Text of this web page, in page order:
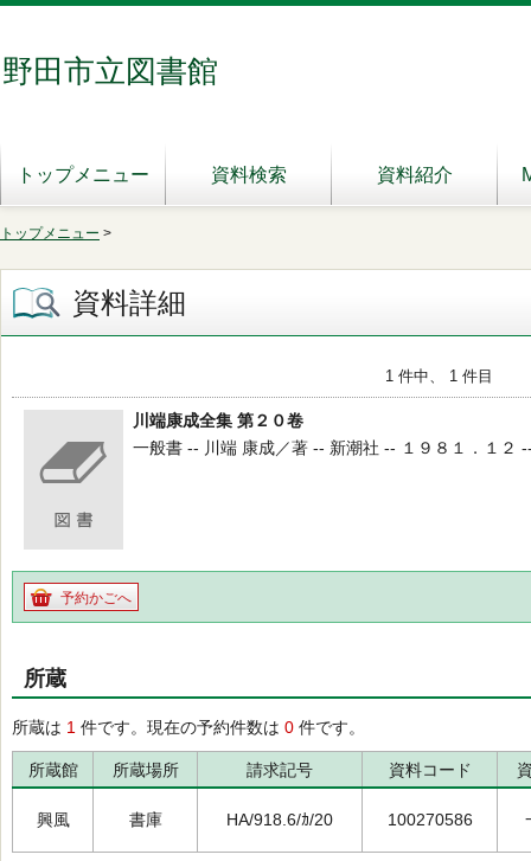
野田市立図書館
トップメニュー 資料検索 資料紹介
トップメニュー >
資料詳細
1 件中、 1 件目
川端康成全集 第２０卷
一般書 -- 川端 康成／著 -- 新潮社 -- １９８１．１２
予約かごへ
所蔵
所蔵は 1 件です。現在の予約件数は 0 件です。
所蔵館 所蔵場所 請求記号 資料コード
興風 書庫 HA/918.6/ｶ/20 100270586